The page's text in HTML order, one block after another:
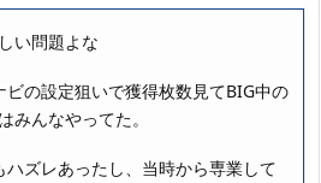
い問題よな
の設定狙いで獲得枚数見てBIG中の
みんなやってた。
ズレあったし、当時から専業して